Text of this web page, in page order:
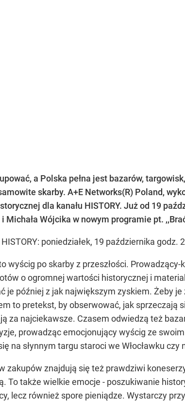
a Polska pełna jest bazarów,
skarby. A+E Networks(R) Poland,
dla kanału HISTORY. Już od 19
Michała Wójcika w nowym programie pt.
poniedziałek, 19 października godz.
wyścig po skarby z przeszłości.
o ogromnej wartości historycznej i
je później z jak największym zyskiem. Żeby
to pretekst, by obserwować, jak
za najciekawsze. Czasem odwiedzą też
prowadząc emocjonujący wyścig ze
na słynnym targu staroci we Włocławku
zakupów znajdują się też prawdziwi
To także wielkie emocje - poszukiwanie
lecz również spore pieniądze. Wystarczy